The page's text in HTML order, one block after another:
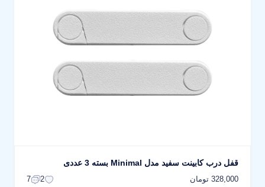
قفل درب کابینت سفید مدل Minimal بسته 3 عددی
328,000 تومان 2
7